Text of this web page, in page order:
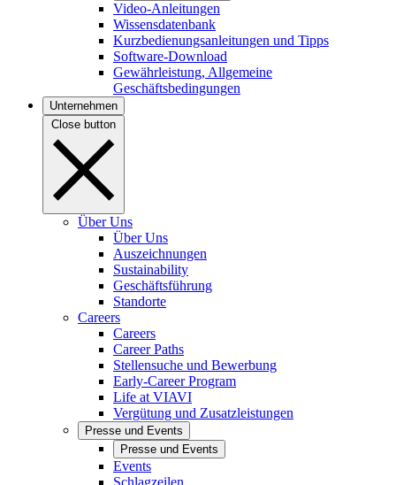
Video-Anleitungen
Wissensdatenbank
Kurzbedienungsanleitungen und Tipps
Software-Download
Gewährleistung, Allgemeine
Geschäftsbedingungen
Unternehmen
Close button
Über Uns
Über Uns
Auszeichnungen
Sustainability
Geschäftsführung
Standorte
Careers
Careers
Career Paths
Stellensuche und Bewerbung
Early-Career Program
Life at VIAVI
Vergütung und Zusatzleistungen
Presse und Events
Presse und Events
Events